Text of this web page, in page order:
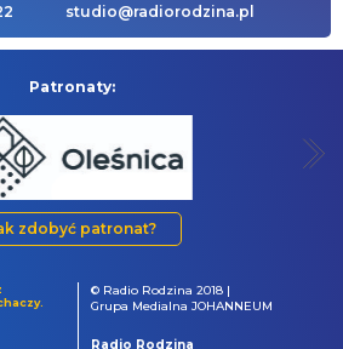
studio@radiorodzina.pl
Patronaty:
zdobyć patronat?
© Radio Rodzina 2018 |
Grupa Medialna JOHANNEUM
Radio Rodzina